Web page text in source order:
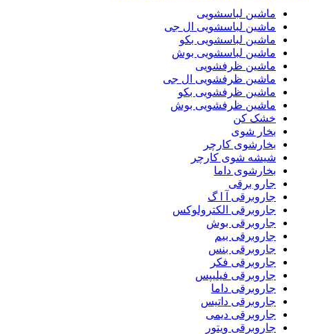
ماشین لباسشویی
ماشین لباسشویی ال جی
ماشین لباسشویی بکو
ماشین لباسشویی بوش
ماشین ظرفشویی
ماشین ظرفشویی ال جی
ماشین ظرفشویی بکو
ماشین ظرفشویی بوش
خشک کن
بخار شوی
بخارشوی کارچر
شیشه شوی کارچر
بخارشوی داما
جارو برقی
جاروبرقی آ ا گ
جاروبرقی الکترولوکس
جاروبرقی بوش
جاروبرقی بیم
جاروبرقی بنس
جاروبرقی فکر
جاروبرقی فیلیپس
جاروبرقی داما
جاروبرقی داتیس
جاروبرقی دیمی
جاروبرقی ویتور